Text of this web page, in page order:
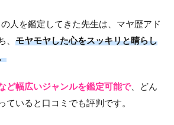
人を鑑定してきた先生は、マヤ歴アド
モヤモヤした心をスッキリと晴らし
ど幅広いジャンルを鑑定可能で、どん
ていると口コミでも評判です。